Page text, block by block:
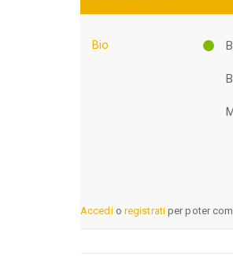
Bio
Accedio registratiper poter